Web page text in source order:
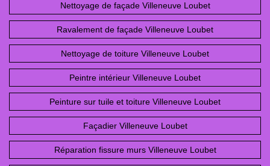
Nettoyage de façade Villeneuve Loubet
Ravalement de façade Villeneuve Loubet
Nettoyage de toiture Villeneuve Loubet
Peintre intérieur Villeneuve Loubet
Peinture sur tuile et toiture Villeneuve Loubet
Façadier Villeneuve Loubet
Réparation fissure murs Villeneuve Loubet